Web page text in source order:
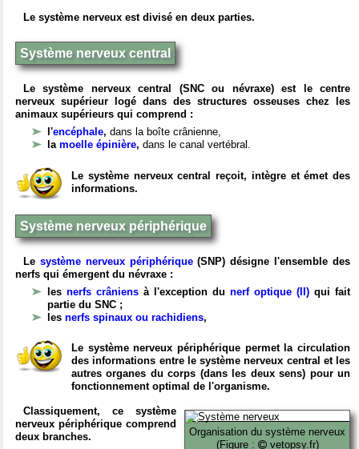
Le système nerveux est divisé en deux parties.
Système nerveux central
Le système nerveux central (SNC ou névraxe) est le centre
nerveux supérieur logé dans des structures osseuses chez les
animaux supérieurs qui comprend :
l'encéphale, dans la boîte crânienne,
la moelle épinière, dans le canal vertébral.
Le système nerveux central reçoit, intègre et émet des
informations.
Système nerveux périphérique
Le système nerveux périphérique(SNP) désigne l'ensemble des
nerfs qui émergent du névraxe :
les nerfs crâniens à l'exception du nerf optique (II) qui fait
partie du SNC ;
les nerfs spinaux ou rachidiens,
Le système nerveux périphérique permet la circulation
des informations entre le système nerveux central et les
autres organes du corps (dans les deux sens) pour un
fonctionnement optimal de l'organisme.
Organisation du système nerveux
(Figure :
vetopsy.fr)
Classiquement, ce système
nerveux périphérique comprend
deux branches.